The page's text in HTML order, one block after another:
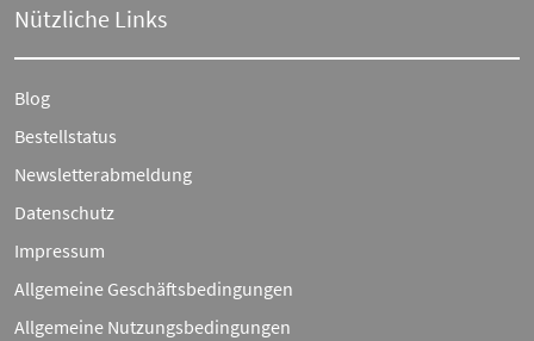
Nützliche Links
Blog
Bestellstatus
Newsletterabmeldung
Datenschutz
Impressum
Allgemeine Geschäftsbedingungen
Allgemeine Nutzungsbedingungen